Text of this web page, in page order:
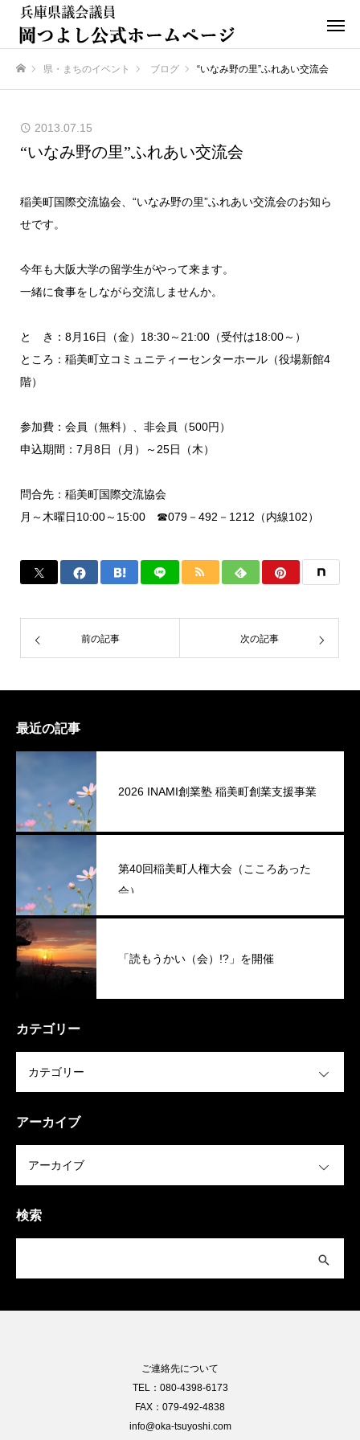
県・まちのイベント ブログ “いなみ野の里”ふれあい交流会
2013.07.15
“いなみ野の里”ふれあい交流会
稲美町国際交流協会、“いなみ野の里”ふれあい交流会のお知ら
せです。
今年も大阪大学の留学生がやって来ます。
一緒に食事をしながら交流しませんか。
と き：8月16日（金）18:30～21:00（受付は18:00～）
ところ：稲美町立コミュニティーセンターホール（役場新館4
階）
参加費：会員（無料）、非会員（500円）
申込期間：7月8日（月）～25日（木）
問合先：稲美町国際交流協会
月～木曜日10:00～15:00 ☎079－492－1212（内線102）
前の記事 次の記事
最近の記事
2026 INAMI創業塾 稲美町創業支援事業
第40回稲美町人権大会（こころあった
会）
「読もうかい（会）!?」を開催
カテゴリー
アーカイブ
検索
ご連絡先について
TEL：080-4398-6173
FAX：079-492-4838
info@oka-tsuyoshi.com